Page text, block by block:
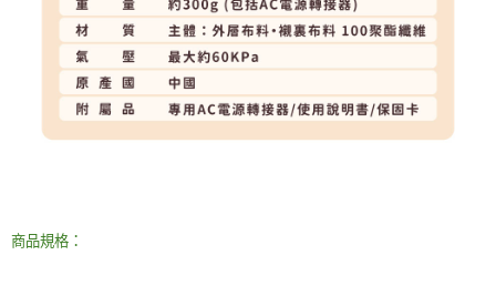
商品規格：